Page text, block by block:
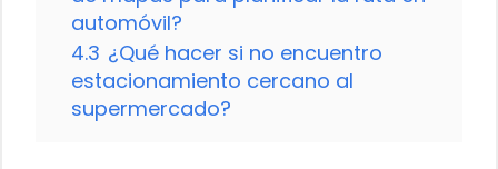
automóvil?
4.3 ¿Qué hacer si no encuentro
estacionamiento cercano al
supermercado?